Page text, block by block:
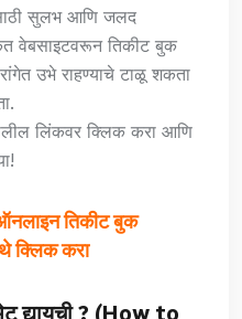
सुलभ आणि जलद
वेबसाइटवरून तिकीट बुक
उभे राहण्याचे टाळू शकता
लिंकवर क्लिक करा आणि
तिकीट बुक
क्लिक करा
द्यायची ? (How to